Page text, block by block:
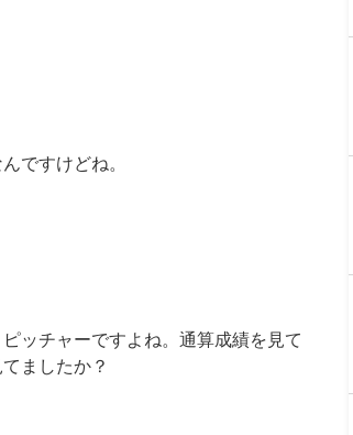
ですけどね。
ッチャーですよね。通算成績を見て
ましたか？